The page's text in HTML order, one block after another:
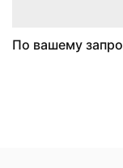
По вашему